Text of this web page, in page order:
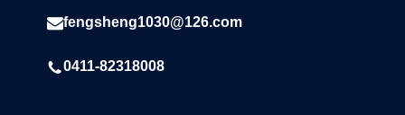
fengsheng1030@126.com
0411-82318008